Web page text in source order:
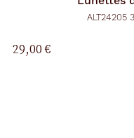
ALT24205
29,00 €